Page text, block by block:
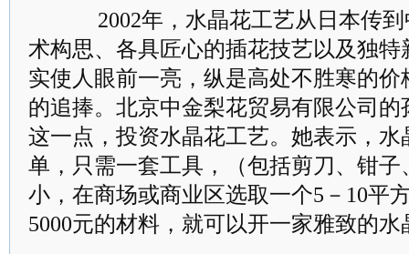
2002年，水晶花工艺从日本传到
术构思、各具匠心的插花技艺以及独
实使人眼前一亮，纵是高处不胜寒的
的追捧。北京中金梨花贸易有限公司
这一点，投资水晶花工艺。她表示，
单，只需一套工具，（包括剪刀、钳
小，在商场或商业区选取一个5－10平
5000元的材料，就可以开一家雅致的水